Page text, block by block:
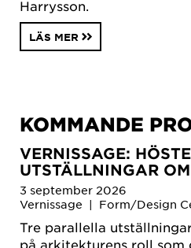
Harrysson.
LÄS MER
KOMMANDE
VERNISSAGE:
UTSTÄLLNINGAR
3 september 2026
Vernissage | Form/Design
Tre parallella
på arkitekturens roll som